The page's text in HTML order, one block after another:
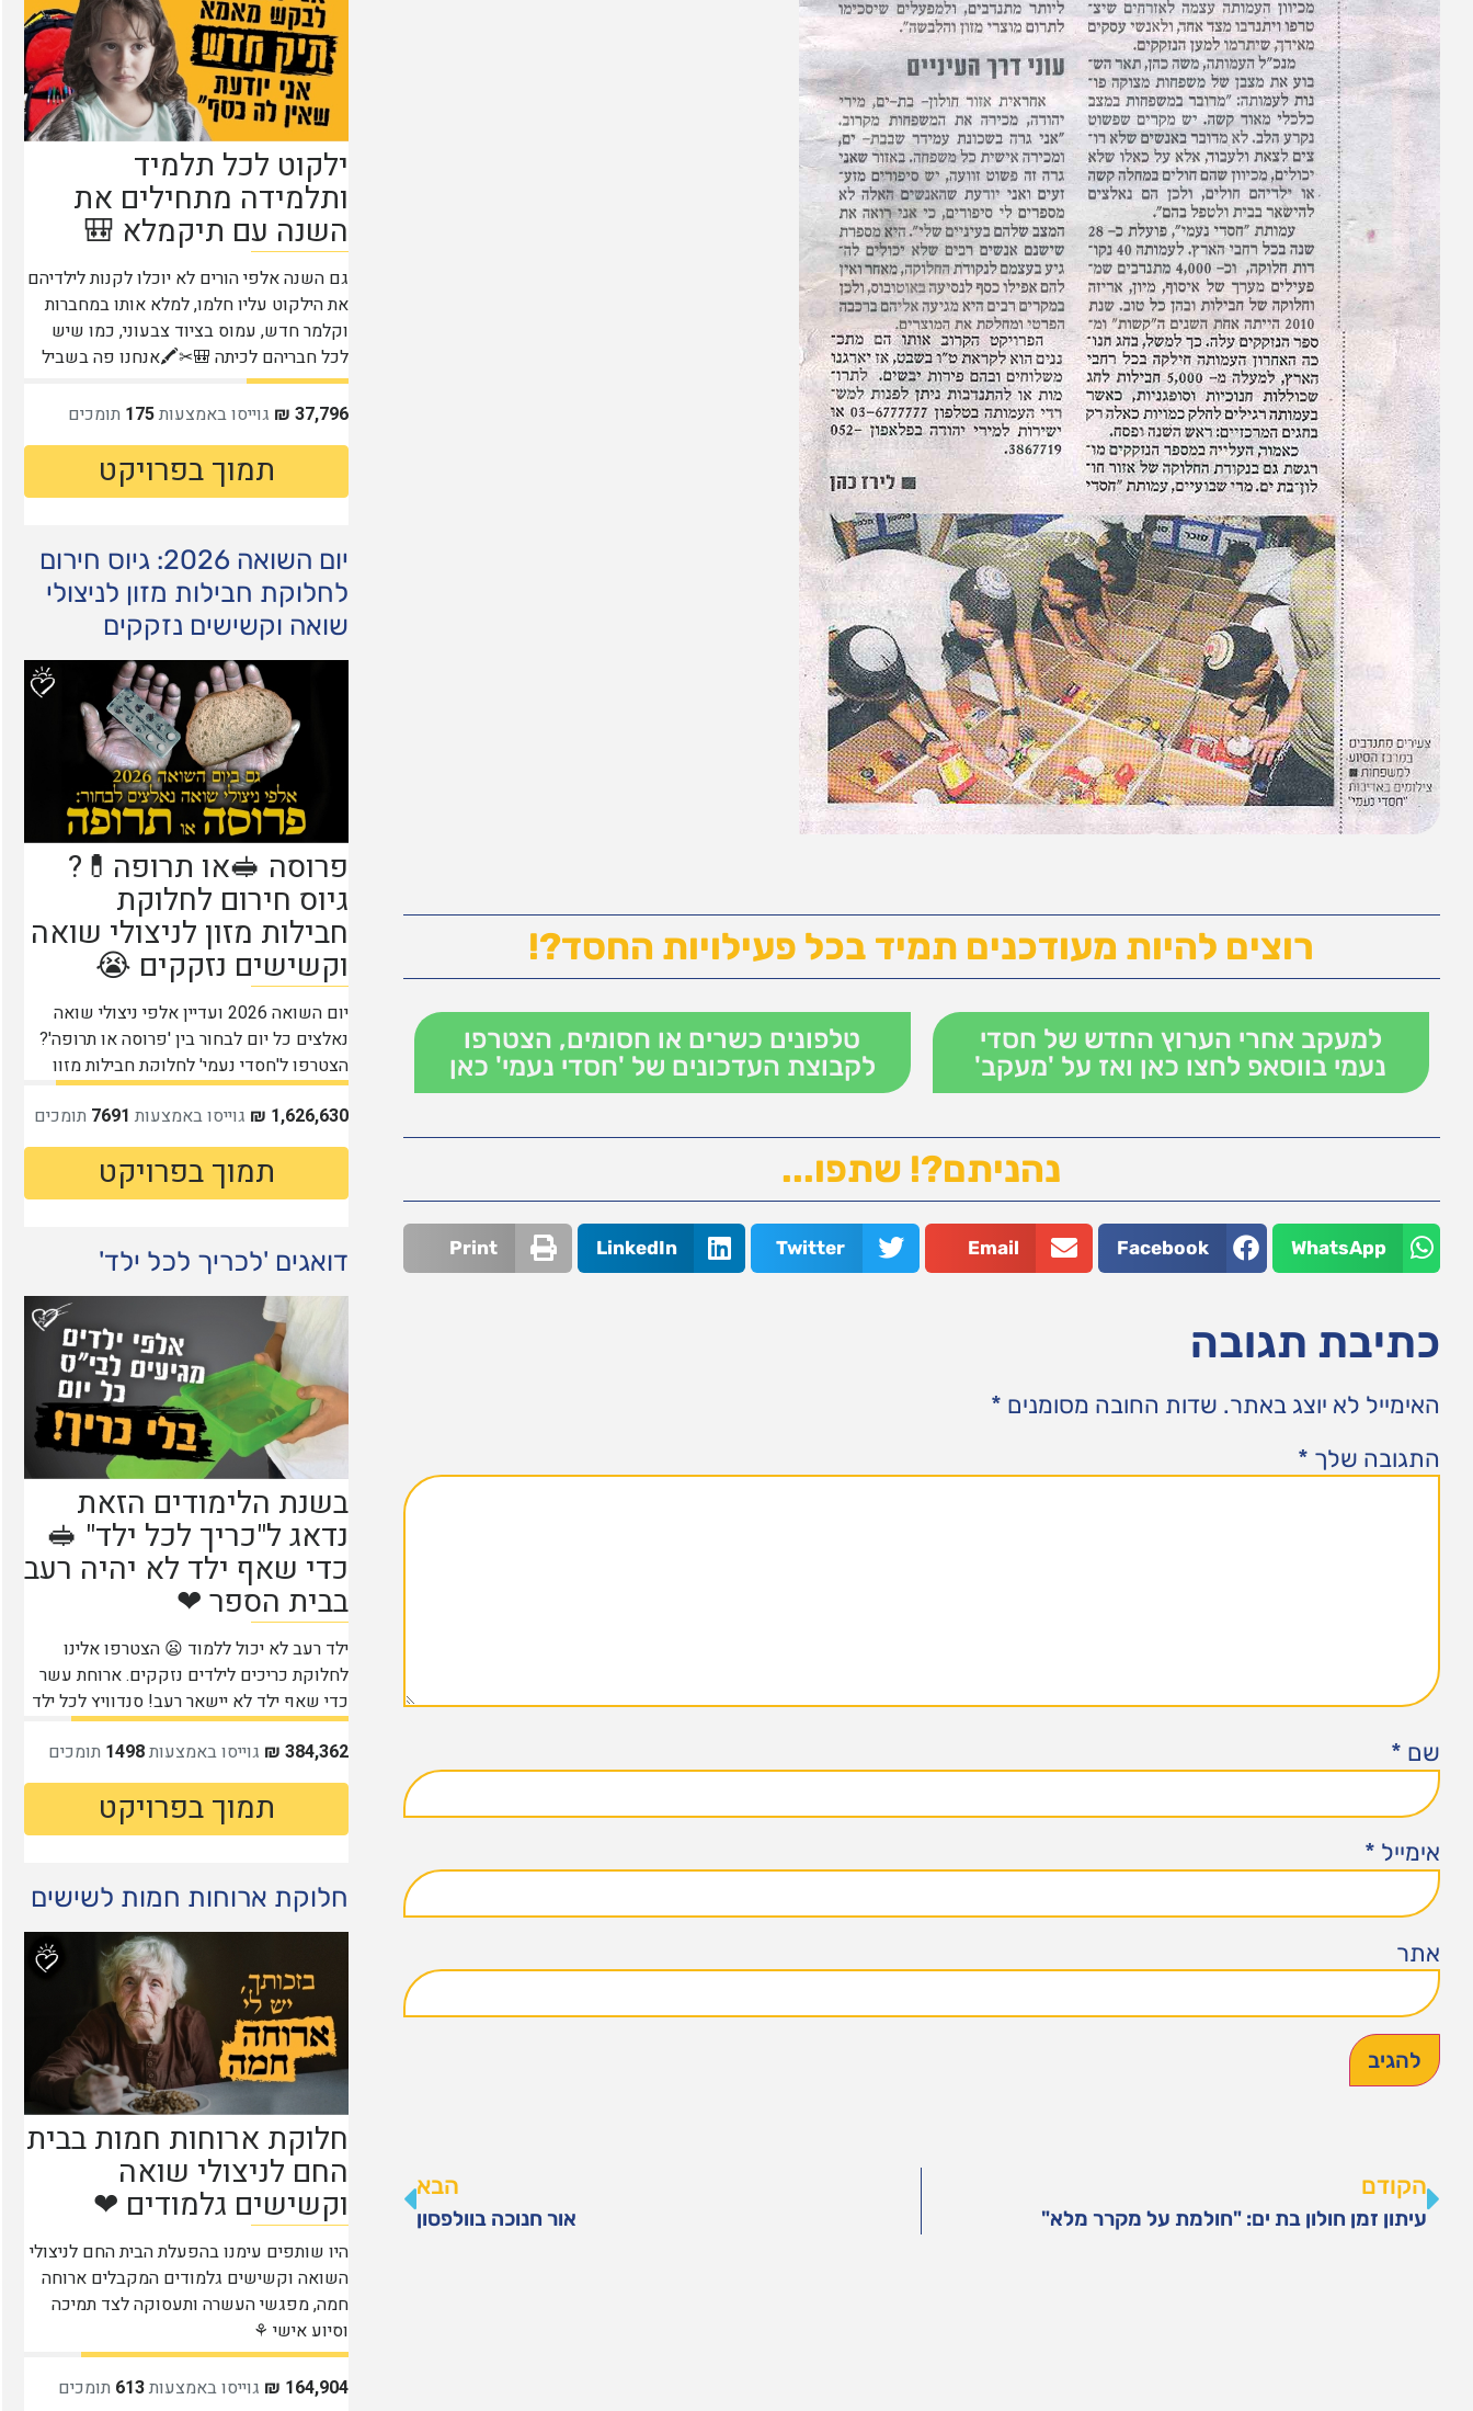
רוצים להיות מעודכנים תמיד בכל פעילויות החסד?!
למעקב אחרי הערוץ החדש של חסדי
נעמי בווסאפ לחצו כאן ואז על 'מעקב'
טלפונים כשרים או חסומים, הצטרפו
לקבוצת העדכונים של 'חסדי נעמי' כאן
נהניתם?! שתפו...
WhatsApp
Facebook
Email
Twitter
LinkedIn
Print
כתיבת תגובה
האימייל לא יוצג באתר. שדות החובה מסומנים *
התגובה שלך *
שם *
אימייל *
אתר
הקודם
עיתון זמן חולון בת ים: "חולמת על מקרר מלא"
הבא
אור חנוכה בוולפסון
יום השואה 2026: גיוס חירום
לחלוקת חבילות מזון לניצולי
שואה וקשישים נזקקים
דואגים 'לכריך לכל ילד'
חלוקת ארוחות חמות לשישים